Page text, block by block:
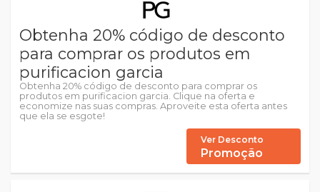
Obtenha 20% código de desconto
para comprar os produtos em
purificacion garcia
Obtenha 20% código de desconto para comprar os
produtos em purificacion garcia. Clique na oferta e
economize nas suas compras. Aproveite esta oferta antes
que ela se esgote!
Ver Desconto
Promoção